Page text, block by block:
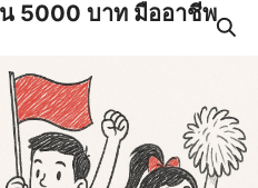
5000 บาท มืออาชีพ